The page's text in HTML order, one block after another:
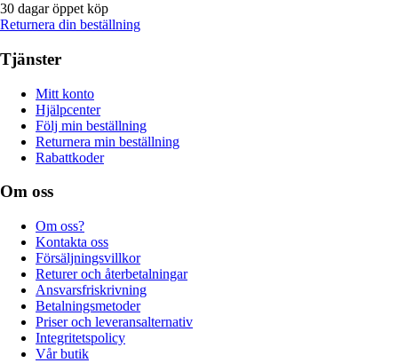
30 dagar öppet köp
Returnera din beställning
Tjänster
Mitt konto
Hjälpcenter
Följ min beställning
Returnera min beställning
Rabattkoder
Om oss
Om oss?
Kontakta oss
Försäljningsvillkor
Returer och återbetalningar
Ansvarsfriskrivning
Betalningsmetoder
Priser och leveransalternativ
Integritetspolicy
Vår butik